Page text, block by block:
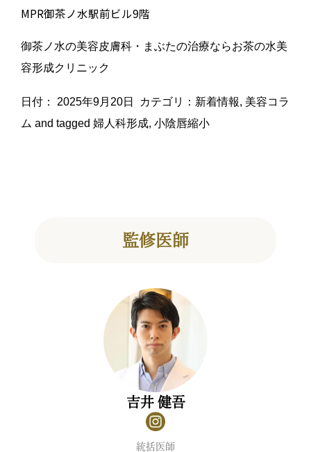
MPR御茶ノ水駅前ビル9階
御茶ノ水の美容皮膚科・まぶたの治療ならお茶の水美
容形成クリニック
日付： 2025年9月20日 カテゴリ： 新着情報, 美容コラ
ム and tagged 婦人科形成, 小陰唇縮小
監修医師
吉井 健吾
統括医師